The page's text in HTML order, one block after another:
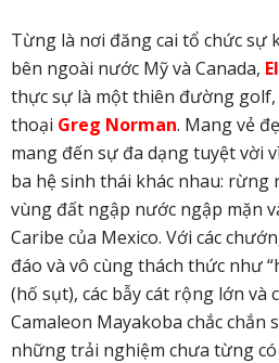
Từng là nơi đăng cai tổ chức sự
bên ngoài nước Mỹ và Canada,
thực sự là một thiên đường
thoại Greg Norman. Mang vẻ
mang đến sự đa dạng tuyệt vời
ba hệ sinh thái khác nhau: rừng
vùng đất ngập nước ngập mặn
Caribe của Mexico. Với các
đáo và vô cùng thách thức như
(hố sụt), các bẫy cát rộng lớn và
Camaleon Mayakoba chắc chắn
những trải nghiệm chưa từng